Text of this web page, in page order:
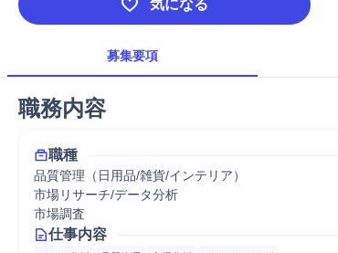
気になる
募集要項
職務内容
職種
品質管理（日用品/雑貨/インテリア）
市場リサーチ/データ分析
市場調査
仕事内容